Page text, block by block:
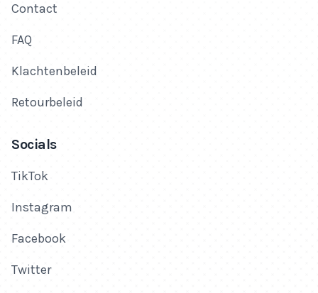
Contact
FAQ
Klachtenbeleid
Retourbeleid
Socials
TikTok
Instagram
Facebook
Twitter